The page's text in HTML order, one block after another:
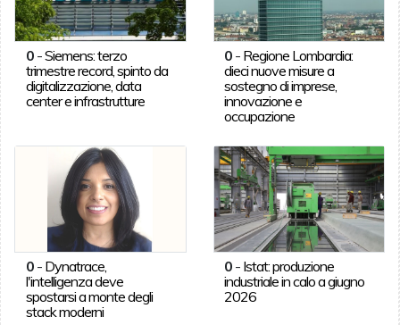
0-Siemens: terzo
trimestre record, spinto da
digitalizzazione, data
center e infrastrutture
0 - Regione Lombardia:
dieci nuove misure a
sostegno di imprese,
innovazione e
occupazione
0- Dynatrace,
l'intelligenza deve
spostarsi a monte degli
stack moderni
0 - Istat: produzione
industriale in calo a giugno
2026